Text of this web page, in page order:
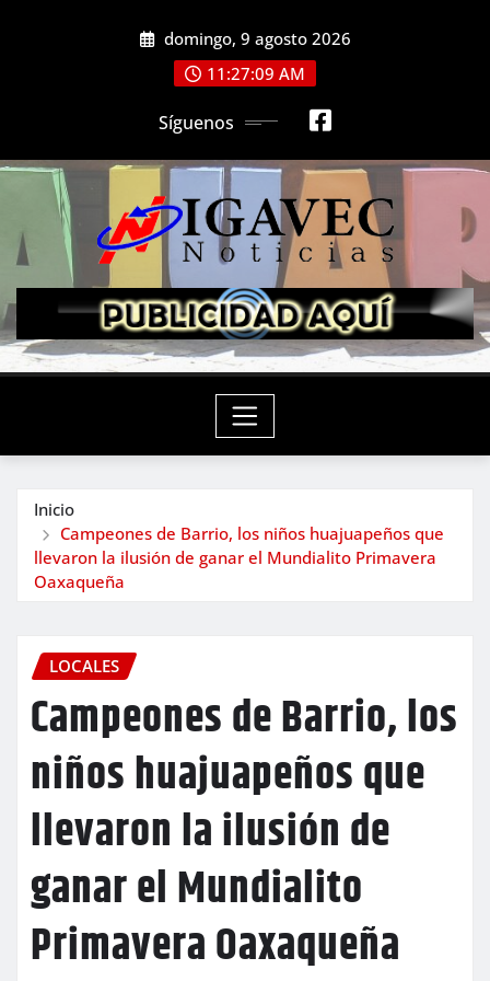
domingo, 9 agosto 2026
11:27:11 AM
Síguenos
Inicio
Campeones de Barrio, los niños huajuapeños que
llevaron la ilusión de ganar el Mundialito Primavera
Oaxaqueña
LOCALES
Campeones de Barrio, los
niños huajuapeños que
llevaron la ilusión de
ganar el Mundialito
Primavera Oaxaqueña